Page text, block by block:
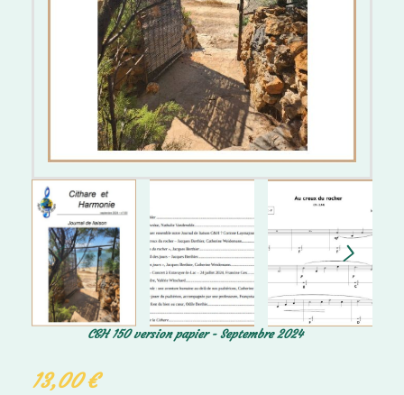
C&H 150 version papier - Septembre 2024
13,00€